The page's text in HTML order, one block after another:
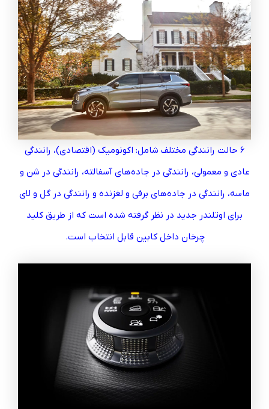
۶ حالت رانندگی مختلف شامل: اکونومیک (اقتصادی)، رانندگی
عادی و معمولی، رانندگی در جاده‌های آسفالته، رانندگی در شن و
ماسه، رانندگی در جاده‌های برفی و لغزنده و رانندگی در گل و لای
برای اوتلندر جدید در نظر گرفته شده است که از طریق کلید
چرخان داخل کابین قابل انتخاب است.